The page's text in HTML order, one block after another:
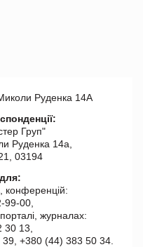
Руденка 14А
Груп"
Руденка 14а,
03194
конференцій:
99-00,
журналах:
30 13,
+380 (44) 383 50 34.